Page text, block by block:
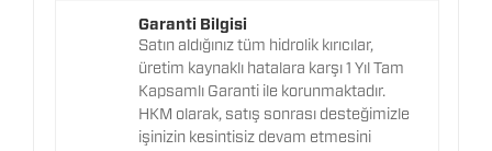
Garanti Bilgisi
Satın aldığınız tüm hidrolik kırıcılar,
üretim kaynaklı hatalara karşı 1 Yıl Tam
Kapsamlı Garanti ile korunmaktadır.
HKM olarak, satış sonrası desteğimizle
işinizin kesintisiz devam etmesini